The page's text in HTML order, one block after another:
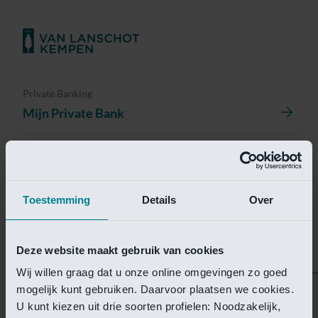
Toestemming Details Over
Deze website maakt gebruik van cookies
Wij willen graag dat u onze online omgevingen zo goed
mogelijk kunt gebruiken. Daarvoor plaatsen we cookies.
U kunt kiezen uit drie soorten profielen: Noodzakelijk,
Private Banking
Mijn Private Bank
Helaas is deze pagina